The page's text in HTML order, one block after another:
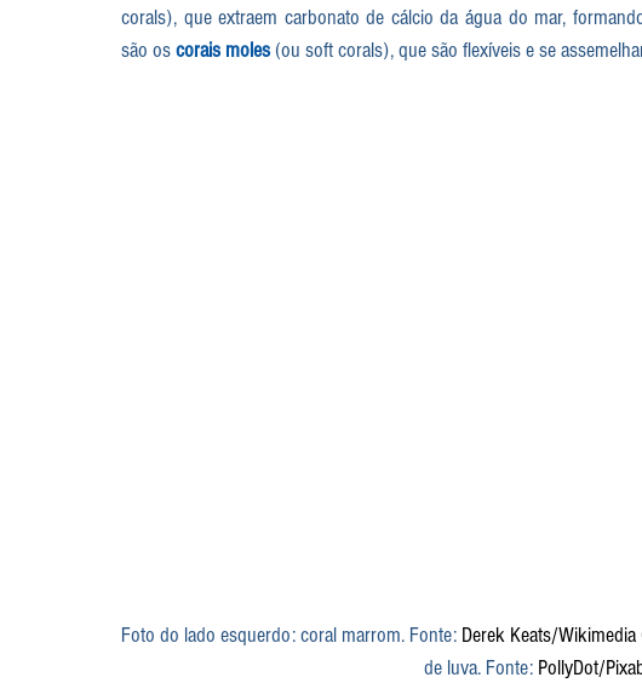
corals), que extraem carbonato de cálcio da água do mar,
são os corais moles (ou soft corals), que são flexíveis e se
Foto do lado esquerdo: coral marrom. Fonte: Derek Keats/
de luva. Fonte: PollyDot/